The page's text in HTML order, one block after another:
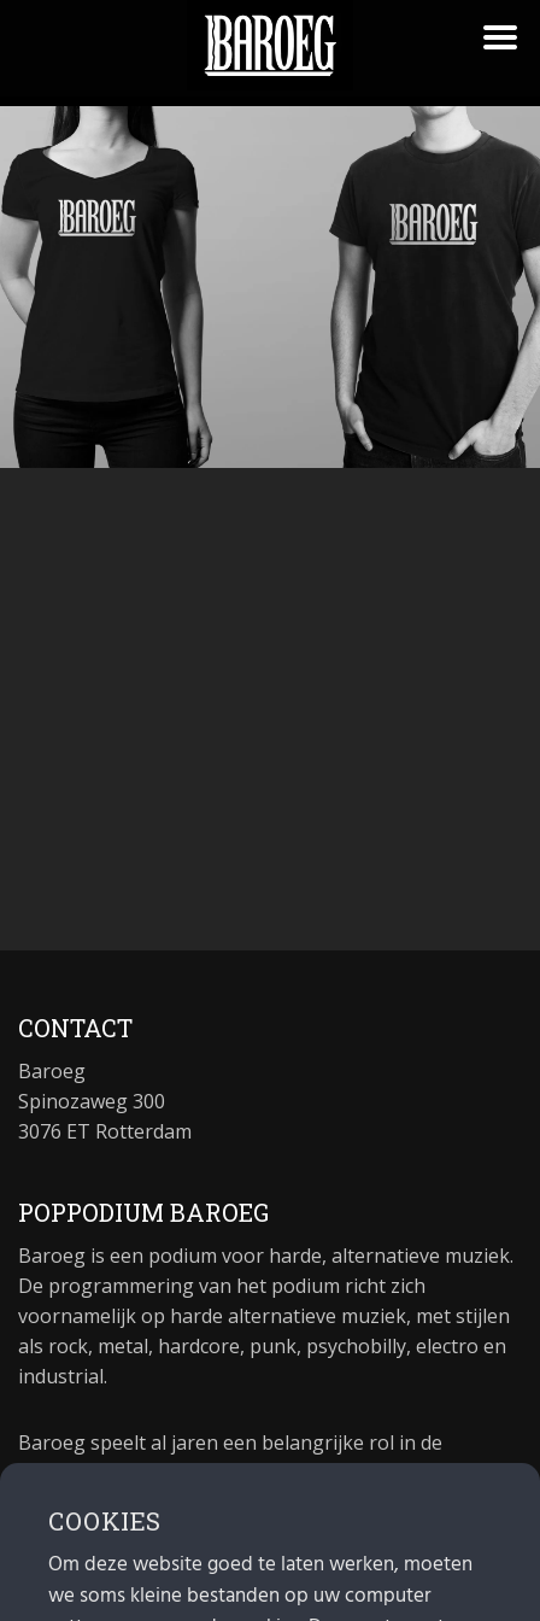
CONTACT
Baroeg
Spinozaweg 300
3076 ET Rotterdam
POPPODIUM BAROEG
Baroeg is een podium voor harde, alternatieve muziek.
De programmering van het podium richt zich
voornamelijk op harde alternatieve muziek, met stijlen
als rock, metal, hardcore, punk, psychobilly, electro en
industrial.
Baroeg speelt al jaren een belangrijke rol in de
poppodium 40 jaar.
MAIL
COOKIES
Om deze website goed te laten werken, moeten
we soms kleine bestanden op uw computer